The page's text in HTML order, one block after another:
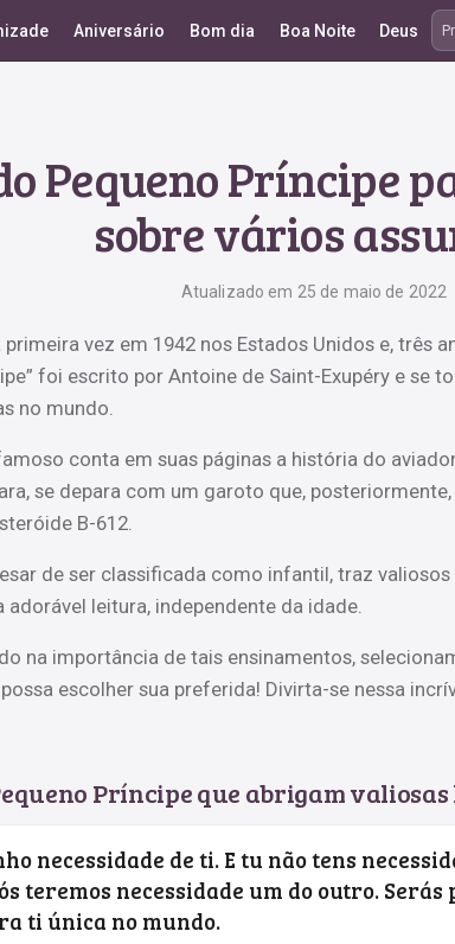
Aniversário Bom dia Boa Noite Deus
Pequeno Príncipe
sobre vários
Atualizado em 25 de maio de 2022
vez em 1942 nos Estados Unidos e, três
foi escrito por Antoine de Saint-Exupéry e se
no mundo.
conta em suas páginas a história do
se depara com um garoto que,
B-612.
de ser classificada como infantil, traz
adorável leitura, independente da idade.
na importância de tais ensinamentos,
escolher sua preferida! Divirta-se nessa
Príncipe que abrigam valiosas
necessidade de ti. E tu não tens
teremos necessidade um do outro.
ti única no mundo.